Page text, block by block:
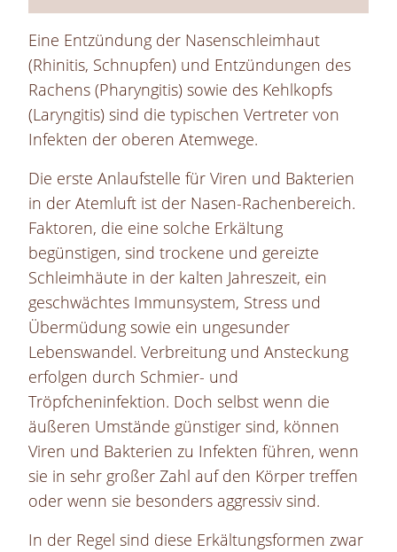
Eine Entzündung der Nasenschleimhaut
(Rhinitis, Schnupfen) und Entzündungen des
Rachens (Pharyngitis) sowie des Kehlkopfs
(Laryngitis) sind die typischen Vertreter von
Infekten der oberen Atemwege.
Die erste Anlaufstelle für Viren und Bakterien
in der Atemluft ist der Nasen-Rachenbereich.
Faktoren, die eine solche Erkältung
begünstigen, sind trockene und gereizte
Schleimhäute in der kalten Jahreszeit, ein
geschwächtes Immunsystem, Stress und
Übermüdung sowie ein ungesunder
Lebenswandel. Verbreitung und Ansteckung
erfolgen durch Schmier- und
Tröpfcheninfektion. Doch selbst wenn die
äußeren Umstände günstiger sind, können
Viren und Bakterien zu Infekten führen, wenn
sie in sehr großer Zahl auf den Körper treffen
oder wenn sie besonders aggressiv sind.
In der Regel sind diese Erkältungsformen zwar